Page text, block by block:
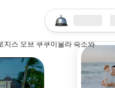
검색 시작하기
위치
우 숙련된 사진작가입니다. 사진
지스 오브 쿠쿠이울라 숙소와